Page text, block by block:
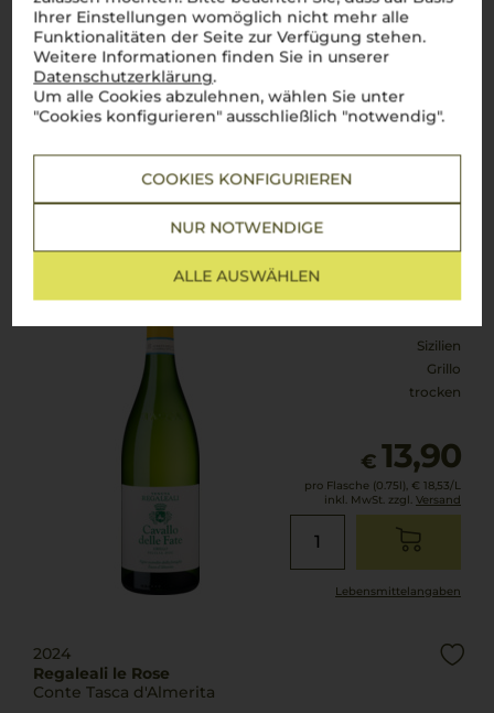
Ihrer Einstellungen womöglich nicht mehr alle
Funktionalitäten der Seite zur Verfügung stehen.
Weitere Informationen finden Sie in unserer
Datenschutzerklärung.
Um alle Cookies abzulehnen, wählen Sie unter
"Cookies konfigurieren" ausschließlich "notwendig".
COOKIES KONFIGURIEREN
NUR NOTWENDIGE
ALLE AUSWÄHLEN
€ 8,99
pro Flasche (0.75l),
Lebensmittel­angaben
Sizilien
Grillo
trocken
€ 13,90
pro Flasche (0.75l), € 18,53/L
inkl. MwSt. zzgl. Versand
Lebensmittel­angaben
2024
Regaleali le Rose
Conte Tasca d'Almerita